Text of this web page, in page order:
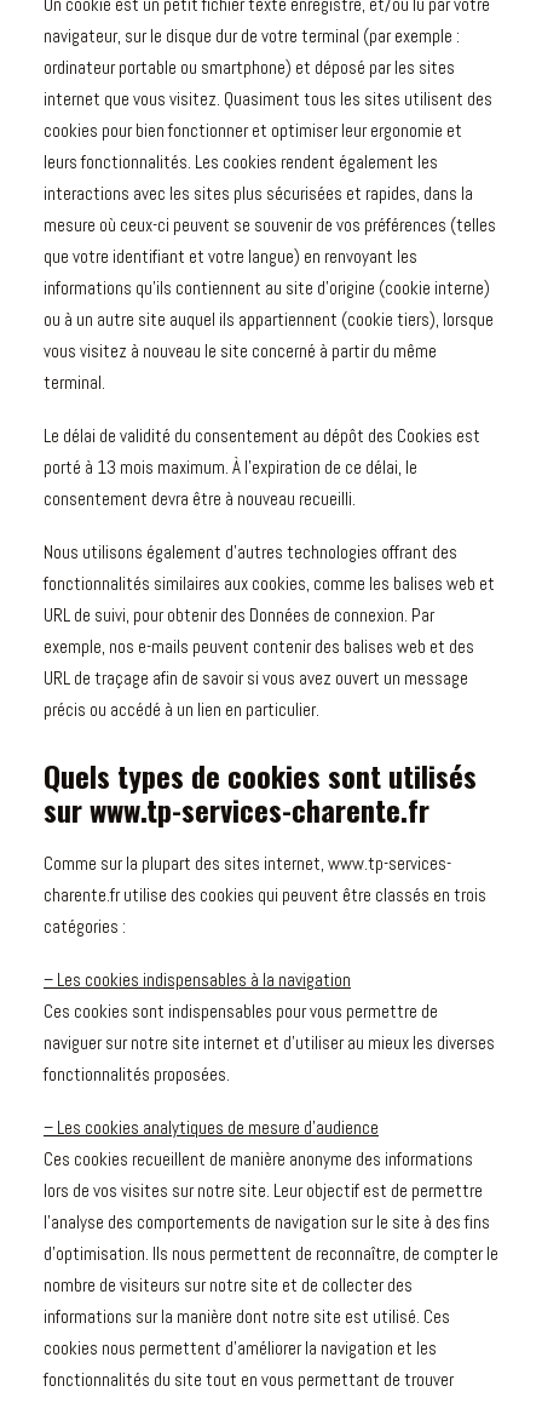
navigateur, sur le disque dur de votre terminal (par exemple :
ordinateur portable ou smartphone) et déposé par les sites
internet que vous visitez. Quasiment tous les sites utilisent des
cookies pour bien fonctionner et optimiser leur ergonomie et
leurs fonctionnalités. Les cookies rendent également les
interactions avec les sites plus sécurisées et rapides, dans la
mesure où ceux-ci peuvent se souvenir de vos préférences (telles
que votre identifiant et votre langue) en renvoyant les
informations qu’ils contiennent au site d’origine (cookie interne)
ou à un autre site auquel ils appartiennent (cookie tiers), lorsque
vous visitez à nouveau le site concerné à partir du même
terminal.
Le délai de validité du consentement au dépôt des Cookies est
porté à 13 mois maximum. À l’expiration de ce délai, le
consentement devra être à nouveau recueilli.
Nous utilisons également d’autres technologies offrant des
fonctionnalités similaires aux cookies, comme les balises web et
URL de suivi, pour obtenir des Données de connexion. Par
exemple, nos e-mails peuvent contenir des balises web et des
URL de traçage afin de savoir si vous avez ouvert un message
précis ou accédé à un lien en particulier.
Quels types de cookies sont utilisés
sur www.tp-services-charente.fr
Comme sur la plupart des sites internet, www.tp-services-
charente.fr utilise des cookies qui peuvent être classés en trois
catégories :
– Les cookies indispensables à la navigation
Ces cookies sont indispensables pour vous permettre de
naviguer sur notre site internet et d’utiliser au mieux les diverses
fonctionnalités proposées.
– Les cookies analytiques de mesure d’audience
Ces cookies recueillent de manière anonyme des informations
lors de vos visites sur notre site. Leur objectif est de permettre
l’analyse des comportements de navigation sur le site à des fins
d’optimisation. Ils nous permettent de reconnaître, de compter le
nombre de visiteurs sur notre site et de collecter des
informations sur la manière dont notre site est utilisé. Ces
cookies nous permettent d’améliorer la navigation et les
fonctionnalités du site tout en vous permettant de trouver